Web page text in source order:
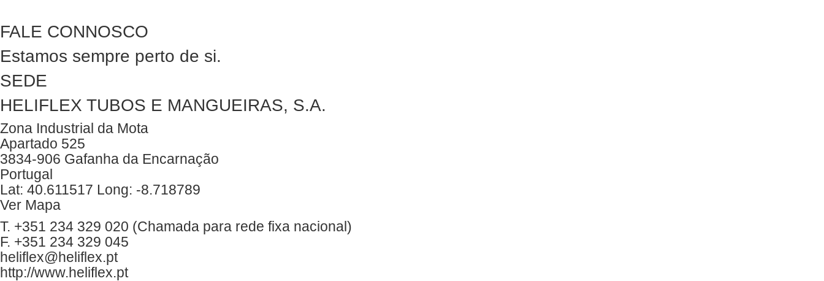
FALE CONNOSCO
Estamos sempre perto de si.
SEDE
HELIFLEX TUBOS E MANGUEIRAS, S.A.
Zona Industrial da Mota
Apartado 525
3834-906 Gafanha da Encarnação
Portugal
Lat: 40.611517 Long: -8.718789
Ver Mapa
T. +351 234 329 020 (Chamada para rede fixa nacional)
F. +351 234 329 045
heliflex@heliflex.pt
http://www.heliflex.pt